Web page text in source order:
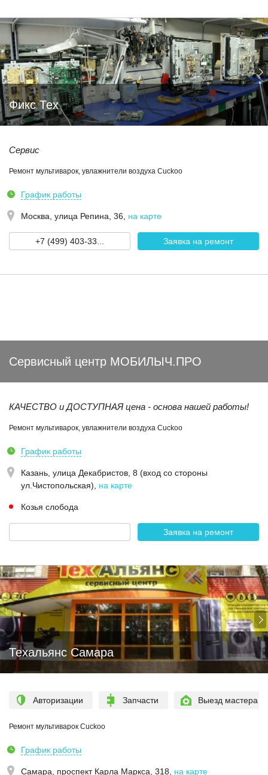
Фикс Тех
Сервис
Ремонт мультиварок, увлажнители воздуха Cuckoo
График работы
Москва, улица Репина, 36 на карте
+7 (499) 403-33... Заявка на ремонт
Сервисный центр МОБИЛЫЧ.ПРО
КАЧЕСТВО и ДОСТУПНАЯ цена - основа нашей работы!
Ремонт мультиварок, увлажнители воздуха Cuckoo
График работы
Казань, улица Декабристов, 8 (вход со стороны
ул.Чистопольская)
на карте
Козья слобода
Заявка на ремонт
Техальянс Самара
Авторизации Запчасти Выезд мастера
Ремонт мультиварок Cuckoo
График работы
Самара, проспект Карла Маркса, 318 на карте